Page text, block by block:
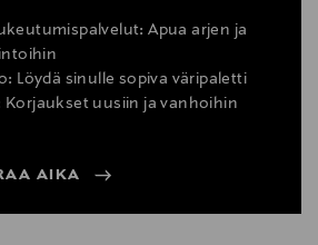
Apua arjen ja
Löydä sinulle sopiva väripaletti
Korjaukset uusiin ja vanhoihin
AIKA